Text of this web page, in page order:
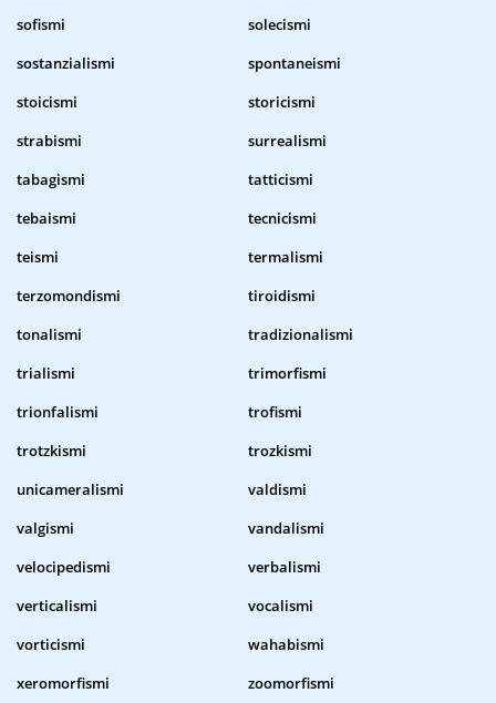
sofismi
solecismi
sostanzialismi
spontaneismi
stoicismi
storicismi
strabismi
surrealismi
tabagismi
tatticismi
tebaismi
tecnicismi
teismi
termalismi
terzomondismi
tiroidismi
tonalismi
tradizionalismi
trialismi
trimorfismi
trionfalismi
trofismi
trotzkismi
trozkismi
unicameralismi
valdismi
valgismi
vandalismi
velocipedismi
verbalismi
verticalismi
vocalismi
vorticismi
wahabismi
xeromorfismi
zoomorfismi